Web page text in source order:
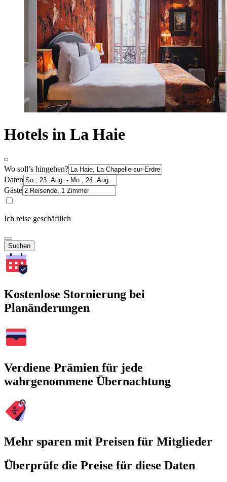
Hotels in La Haie
Wo soll’s hingehen?
Daten
Gäste
Ich reise geschäftlich
Suchen
Kostenlose Stornierung bei
Planänderungen
Verdiene Prämien für jede
wahrgenommene Übernachtung
Mehr sparen mit Preisen für Mitglieder
Überprüfe die Preise für diese Daten